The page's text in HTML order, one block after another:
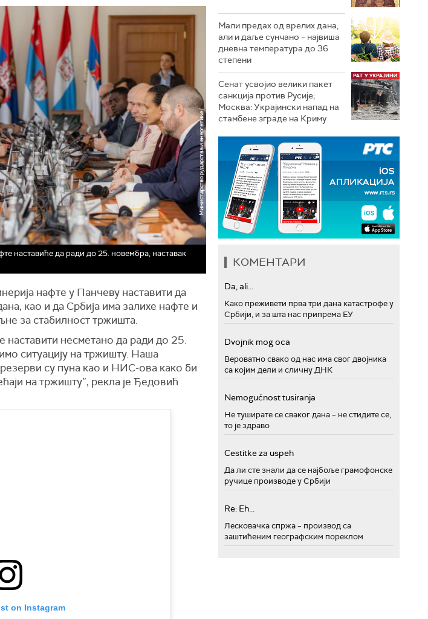
наставиће да ради до 25. новембра, наставак
нафте у Панчеву наставити да
као и да Србија има залихе нафте и
за стабилност тржишта.
наставити несметано да ради до 25.
ситуацију на тржишту. Наша
су пуна као и НИС-ова како би
на тржишту”, рекла је Ђедовић
on Instagram
Мали предах од врелих дана,
али и даље сунчано – највиша
дневна температура до 36
степени
Сенат усвојио велики пакет
санкција против Русије;
Москва: Украјински напад на
стамбене зграде на Криму
КОМЕНТАРИ
Da, ali...
Како преживети прва три дана катастрофе у
Србији, и за шта нас припрема ЕУ
Dvojnik mog oca
Вероватно свако од нас има свог двојника
са којим дели и сличну ДНК
Nemogućnost tusiranja
Не туширате се сваког дана – не стидите се,
то је здраво
Cestitke za uspeh
Да ли сте знали да се најбоље грамофонске
ручице производе у Србији
Re: Eh...
Лесковачка спржа – производ са
заштићеним географским пореклом